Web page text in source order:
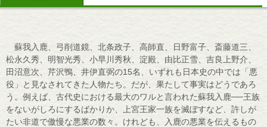
蘇我入鹿、弓削道鏡、北条政子、高師直、日野富子、斎藤道三、
松永久秀、明智光秀、小早川秀秋、淀殿、由比正雪、吉良上野介、
田沼意次、芹沢鴨、井伊直弼の15名、いずれも日本史の中では「悪
役」と見なされてきた人物たち。だが、果たして事実はどうであろ
う。例えば、古代史における最大のワルと言われた蘇我入鹿──王族
をないがしろにするばかりか、上宮王家一族を滅ぼすなど、許しが
たい非道で傲慢な悪業の数々。けれども、入鹿の悪業を伝えるもの